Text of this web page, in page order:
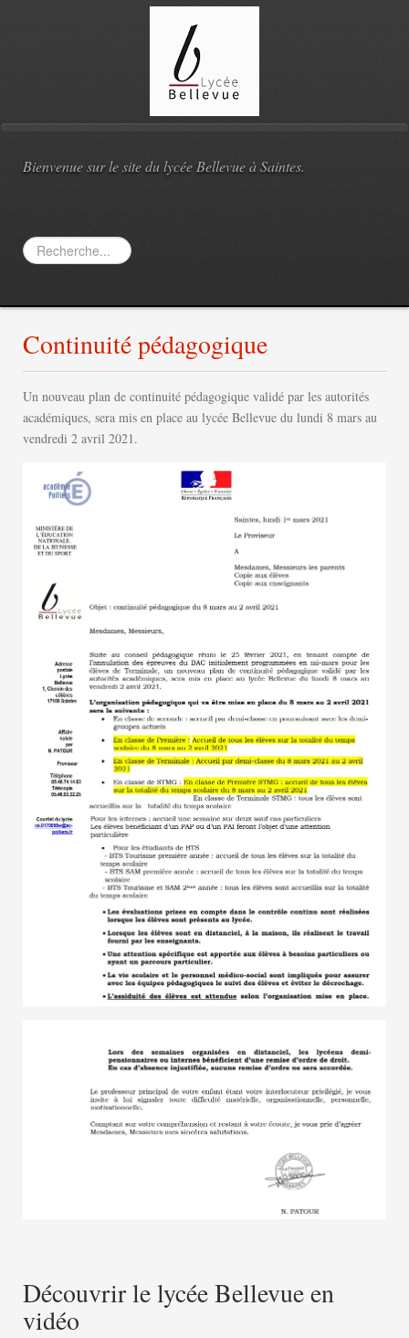
Bienvenue sur le site du lycée Bellevue à Saintes.
Rechercher
Continuité pédagogique
Un nouveau plan de continuité pédagogique validé par les autorités
académiques, sera mis en place au lycée Bellevue du lundi 8 mars au
vendredi 2 avril 2021.
Découvrir le lycée Bellevue en
vidéo